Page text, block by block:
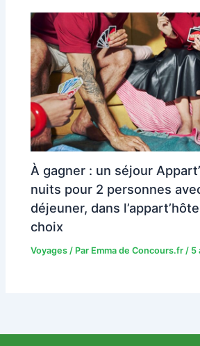
À gagner : un séjour
nuits pour 2 personnes
déjeuner, dans
choix
Voyages / Par Emma de Concours.fr/ 5